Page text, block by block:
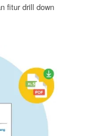
fitur drill down